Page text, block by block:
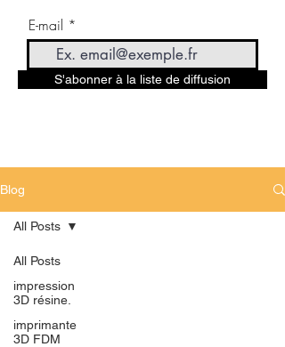
E-mail
S'abonner à la liste de diffusion
Blog
All Posts
impression
3D résine.
imprimante
3D FDM
All Posts